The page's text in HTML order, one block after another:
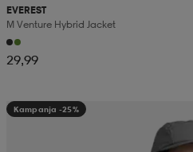
EVEREST
M Venture Hybrid Jacket
29,99
Kampanja -25%